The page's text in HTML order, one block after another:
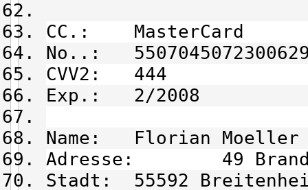
CC.: MasterCard
No..:
CVV2: 444
Exp.: 2/2008
Name: Florian Moeller
Adresse: 49
Stadt: 55592